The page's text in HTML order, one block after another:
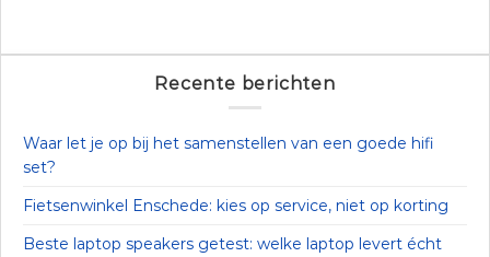
Recente berichten
Waar let je op bij het samenstellen van een goede hifi
set?
Fietsenwinkel Enschede: kies op service, niet op korting
Beste laptop speakers getest: welke laptop levert écht